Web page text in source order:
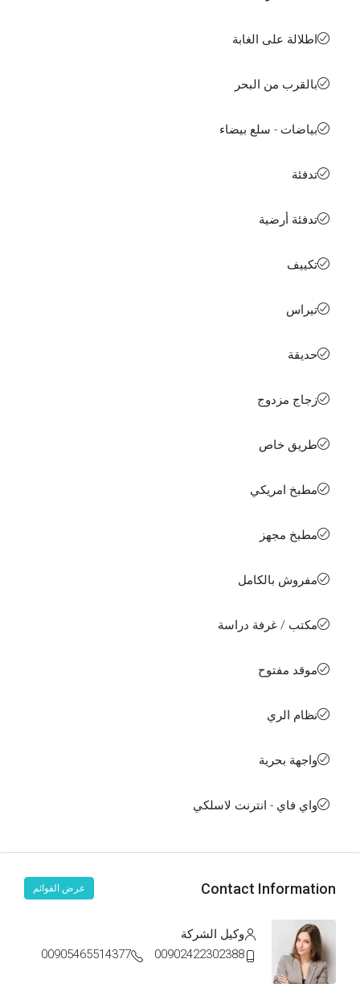
اطلالة على الغابة
بالقرب من البحر
بياضات - سلع بيضاء
تدفئة
تدفئة أرضية
تكييف
تيراس
حديقة
زجاج مزدوج
طريق خاص
مطبخ امريكي
مطبخ مجهز
مفروش بالكامل
مكتب / غرفة دراسة
موقد مفتوح
نظام الري
واجهة بحرية
واي فاي - انترنت لاسلكي
Contact Information عرض القوائم
وكيل الشركة
00902422302388
00905465514377